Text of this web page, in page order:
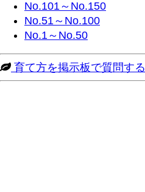
No.101～No.150
No.51～No.100
No.1～No.50
育て方を掲示板で質問する